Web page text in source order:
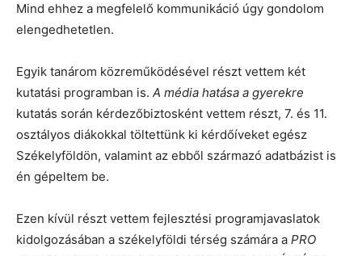
Mind ehhez a megfelelő kommunikáció úgy gondolom
elengedhetetlen.
Egyik tanárom közreműködésével részt vettem két
kutatási programban is. A média hatása a gyerekre
kutatás során kérdezőbiztosként vettem részt, 7. és 11.
osztályos diákokkal töltettünk ki kérdőíveket egész
Székelyföldön, valamint az ebből származó adatbázist is
én gépeltem be.
Ezen kívül részt vettem fejlesztési programjavaslatok
kidolgozásában a székelyföldi térség számára a PRO